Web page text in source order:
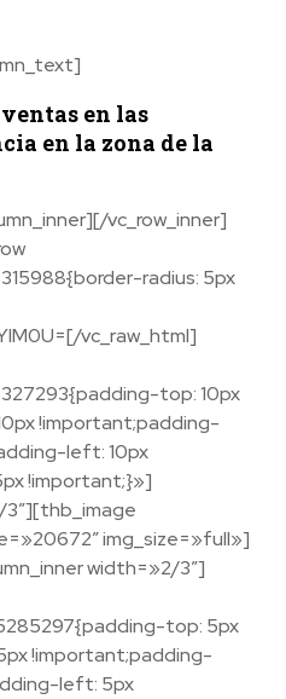
en las
en la zona de la
vc_row_inner]
radius: 5px
vc_raw_html]
top: 10px
!important;padding-
left: 10px
!important;}»]
3″][thb_image
img_size=»full»]
width=»2/3″]
top: 5px
!important;padding-
left: 5px